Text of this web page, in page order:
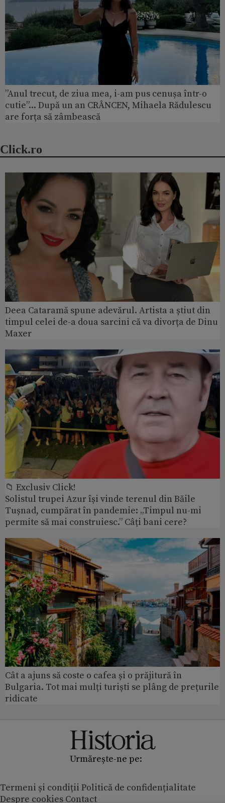
”Anul trecut, de ziua mea, i-am pus cenușa într-o
cutie”... După un an CRÂNCEN, Mihaela Rădulescu
are forța să zâmbească
Click.ro
Deea Cataramă spune adevărul. Artista a știut din
timpul celei de-a doua sarcini că va divorța de Dinu
Maxer
📁 Exclusiv Click!
Solistul trupei Azur își vinde terenul din Băile
Tușnad, cumpărat în pandemie: „Timpul nu-mi
permite să mai construiesc.” Câți bani cere?
Cât a ajuns să coste o cafea și o prăjitură în
Bulgaria. Tot mai mulți turiști se plâng de prețurile
ridicate
Urmărește-ne pe:
Termeni și condiții Politică de confidențialitate
Despre cookies Contact